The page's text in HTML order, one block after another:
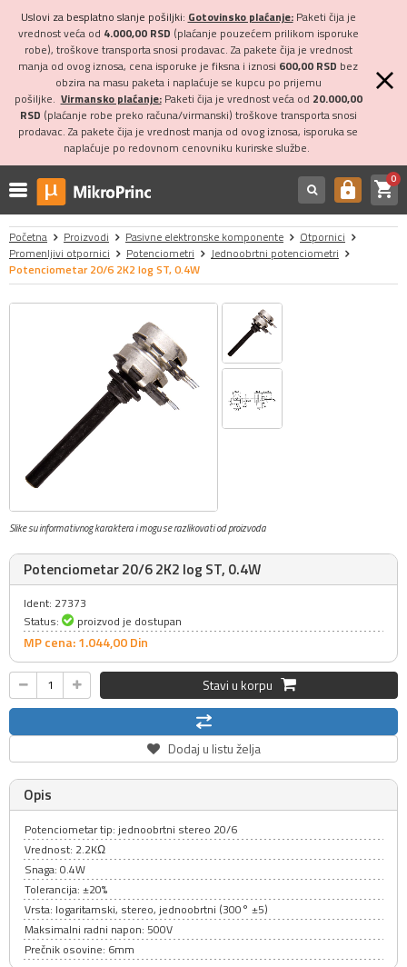
Uslovi za besplatno slanje pošiljki: Gotovinsko plaćanje:Paketi čija je
vrednost veća od 4.000,00 RSD (plaćanje pouzećem prilikom isporuke
robe), troškove transporta snosi prodavac. Za pakete čija je vrednost
manja od ovog iznosa, cena isporuke je fiksna i iznosi 600,00 RSD bez
obzira na masu paketa i naplaćuje se kupcu po prijemu
pošiljke. Virmansko plaćanje:Paketi čija je vrednost veća od 20.000,00
RSD (plaćanje robe preko računa/virmanski) troškove transporta snosi
prodavac. Za pakete čija je vrednost manja od ovog iznosa, isporuka se
naplaćuje po redovnom cenovniku kurirske službe.
https shopping_cart0
Početna Proizvodi Pasivne elektronske komponente
Otpornici
Promenljivi otpornici
Potenciometri
Jednoobrtni potenciometri
Potenciometar 20/6 2K2 log ST, 0.4W
Slike su informativnog karaktera i mogu se razlikovati od proizvoda
Potenciometar 20/6 2K2 log ST, 0.4W
Ident: 27373
Status:
proizvod je dostupan
MP cena: 1.044,00Din
Stavi u korpu
Dodaj u listu želja
Opis
Potenciometar tip: jednoobrtni stereo 20/6
Vrednost: 2.2KΩ
Snaga: 0.4W
Tolerancija: ±20%
Vrsta: logaritamski, stereo, jednoobrtni (300° ±5)
Maksimalni radni napon: 500V
Prečnik osovine: 6mm